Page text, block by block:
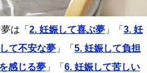
は「 2. 妊娠して喜ぶ夢 」「 3. 妊
て不安な夢 」「 5. 妊娠して負担
感じる夢 」「 6. 妊娠して苦しい